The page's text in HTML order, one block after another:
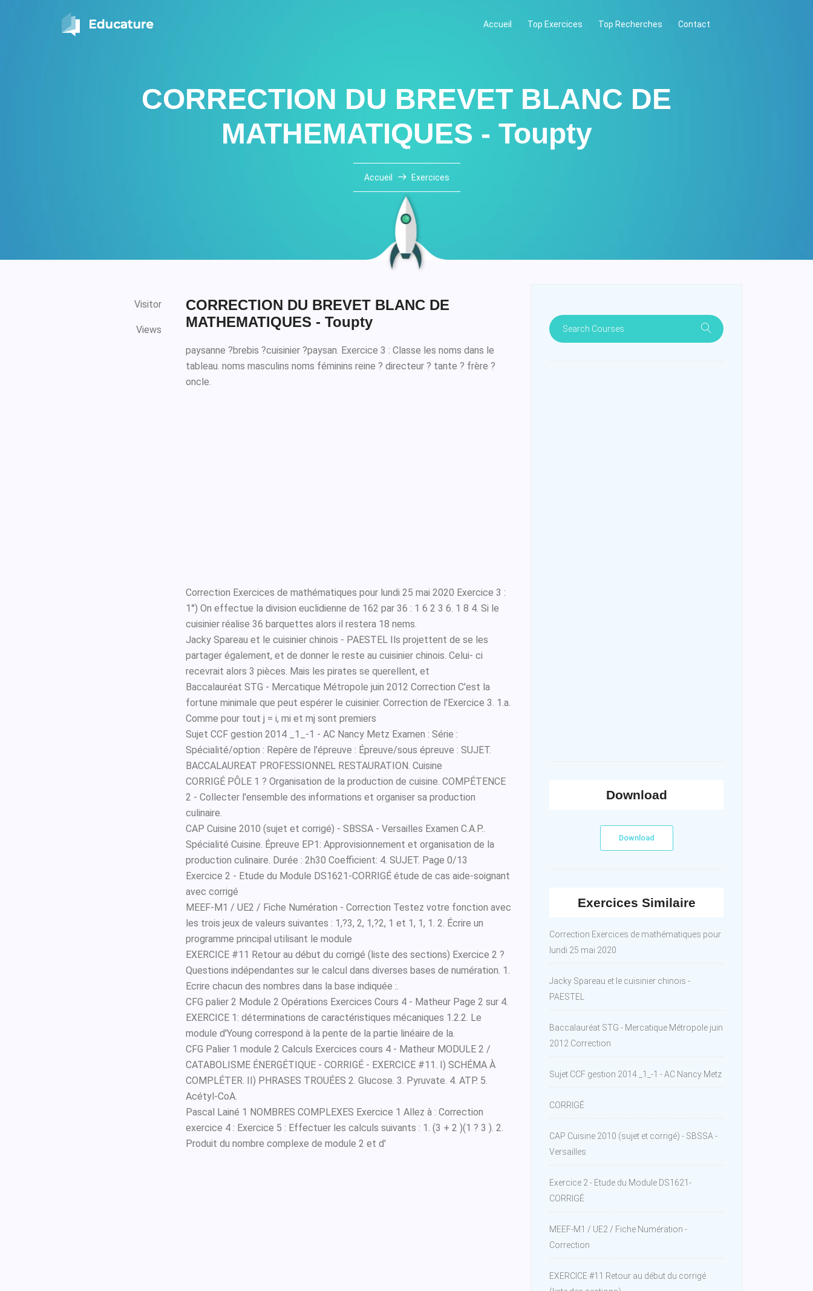
Accueil Top Exercices Top Recherches Contact
CORRECTION DU BREVET BLANC DE
MATHEMATIQUES - Toupty
Accueil Exercices
Visitor
Views
CORRECTION DU BREVET BLANC DE
MATHEMATIQUES - Toupty
paysanne ?brebis ?cuisinier ?paysan. Exercice 3 : Classe les noms dans le
tableau. noms masculins noms féminins reine ? directeur ? tante ? frère ?
oncle.
Correction Exercices de mathématiques pour lundi 25 mai 2020 Exercice 3 :
1°) On effectue la division euclidienne de 162 par 36 : 1 6 2 3 6. 1 8 4. Si le
cuisinier réalise 36 barquettes alors il restera 18 nems.
Jacky Spareau et le cuisinier chinois - PAESTEL Ils projettent de se les
partager également, et de donner le reste au cuisinier chinois. Celui- ci
recevrait alors 3 pièces. Mais les pirates se querellent, et
Baccalauréat STG - Mercatique Métropole juin 2012 Correction C'est la
fortune minimale que peut espérer le cuisinier. Correction de l'Exercice 3. 1.a.
Comme pour tout j = i, mi et mj sont premiers
Sujet CCF gestion 2014 _1_-1 - AC Nancy Metz Examen : Série :
Spécialité/option : Repère de l'épreuve : Épreuve/sous épreuve : SUJET.
BACCALAUREAT PROFESSIONNEL RESTAURATION. Cuisine
CORRIGÉ PÔLE 1 ? Organisation de la production de cuisine. COMPÉTENCE
2 - Collecter l'ensemble des informations et organiser sa production
culinaire.
CAP Cuisine 2010 (sujet et corrigé) - SBSSA - Versailles Examen C.A.P..
Spécialité Cuisine. Épreuve EP1: Approvisionnement et organisation de la
production culinaire. Durée : 2h30 Coefficient: 4. SUJET. Page 0/13
Exercice 2 - Etude du Module DS1621-CORRIGÉ étude de cas aide-soignant
avec corrigé
MEEF-M1 / UE2 / Fiche Numération - Correction Testez votre fonction avec
les trois jeux de valeurs suivantes : 1,?3, 2, 1,?2, 1 et 1, 1, 1. 2. Écrire un
programme principal utilisant le module
EXERCICE #11 Retour au début du corrigé (liste des sections) Exercice 2 ?
Questions indépendantes sur le calcul dans diverses bases de numération. 1.
Ecrire chacun des nombres dans la base indiquée :.
CFG palier 2 Module 2 Opérations Exercices Cours 4 - Matheur Page 2 sur 4.
EXERCICE 1: déterminations de caractéristiques mécaniques 1.2.2. Le
module d'Young correspond à la pente de la partie linéaire de la.
CFG Palier 1 module 2 Calculs Exercices cours 4 - Matheur MODULE 2 /
CATABOLISME ÉNERGÉTIQUE - CORRIGÉ - EXERCICE #11. I) SCHÉMA À
COMPLÉTER. II) PHRASES TROUÉES 2. Glucose. 3. Pyruvate. 4. ATP. 5.
Acétyl-CoA.
Pascal Lainé 1 NOMBRES COMPLEXES Exercice 1 Allez à : Correction
exercice 4 : Exercice 5 : Effectuer les calculs suivants : 1. (3 + 2 )(1 ? 3 ). 2.
Produit du nombre complexe de module 2 et d'
Download
Download
Exercices Similaire
Correction Exercices de mathématiques pour
lundi 25 mai 2020
Jacky Spareau et le cuisinier chinois -
PAESTEL
Baccalauréat STG - Mercatique Métropole juin
2012 Correction
Sujet CCF gestion 2014 _1_-1 - AC Nancy Metz
CORRIGÉ
CAP Cuisine 2010 (sujet et corrigé) - SBSSA -
Versailles
Exercice 2 - Etude du Module DS1621-
CORRIGÉ
MEEF-M1 / UE2 / Fiche Numération -
Correction
EXERCICE #11 Retour au début du corrigé